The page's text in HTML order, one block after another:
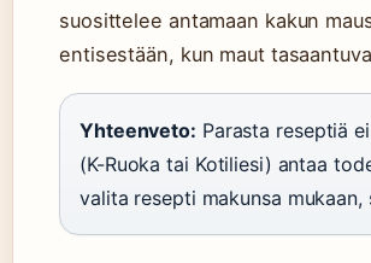
suosittelee antamaan kakun
entisestään, kun maut
Yhteenveto: Parasta reseptiä
(K-Ruoka tai Kotiliesi) antaa
valita resepti makunsa